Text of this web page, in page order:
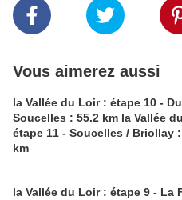
Vous aimerez aussi
la Vallée du Loir : étape 10 -
Soucelles : 55.2 km la Vallée
étape 11 - Soucelles / Briollay
km
la Vallée du Loir : étape 9 - La